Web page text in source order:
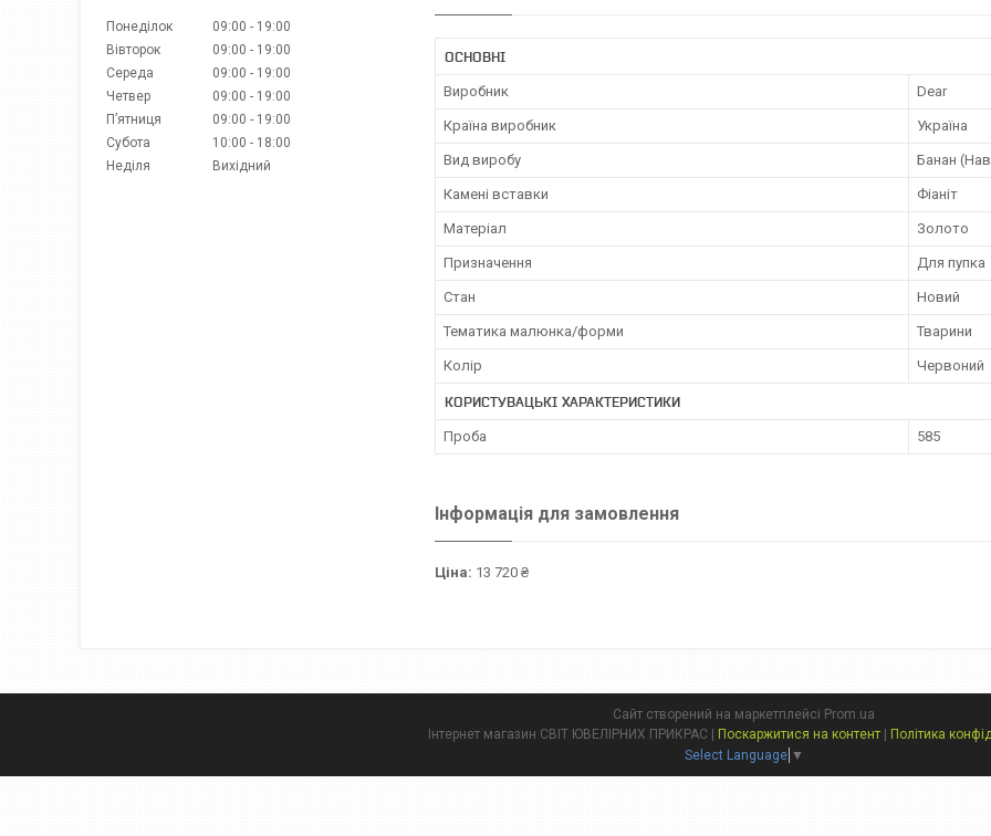
ОСНОВНІ
Виробник Dear
Країна виробник Україна
Вид виробу Банан
Камені вставки Фіаніт
Матеріал Золото
Призначення Для пупка
Стан Новий
Тематика малюнка/форми Тварини
Колір Червоний
КОРИСТУВАЦЬКІ ХАРАКТЕРИСТИКИ
Проба 585
Інформація для замовлення
Ціна: 13 720 ₴
Понеділок 09:00
19:00
Вівторок
09:00
19:00
Середа
09:00
19:00
Четвер
09:00
19:00
Пʼятниця
09:00
19:00
Субота
10:00
18:00
Неділя
Вихідний
Сайт створений на маркетплейсі Prom.ua
Поскаржитися на контент
Політика
Select Language ▼